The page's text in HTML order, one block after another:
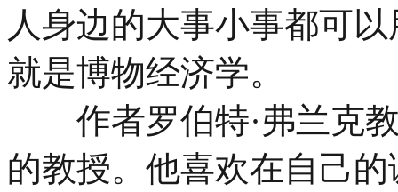
人身边的大事小事都可
就是博物经济学。
作者罗伯特·弗兰克教
的教授。他喜欢在自己